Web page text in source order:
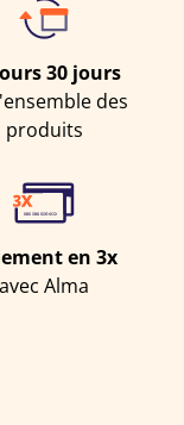
30 jours
des
produits
en 3x
avec Alma